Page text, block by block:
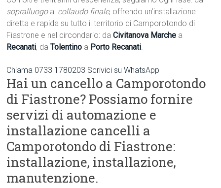
sopralluogo al collaudo finale, offrendo un’installazione
diretta e rapida su tutto il territorio di Camporotondo di
Fiastrone e nel circondario: daCivitanova Marche a
Recanati, daTolentino a Porto Recanati.
Chiama 0733 1780203 Scrivici su WhatsApp
Hai un cancello a Camporotondo
di Fiastrone? Possiamo fornire
servizi di automazione e
installazione cancelli a
Camporotondo di Fiastrone:
installazione, installazione,
manutenzione.